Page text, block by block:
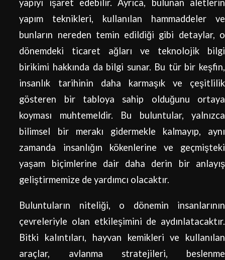
yapıyı işaret edebilir. Ayrıca, bulunan aletlerin
yapım teknikleri, kullanılan hammaddeler ve
bunların nereden temin edildiği gibi detaylar, o
dönemdeki ticaret ağları ve teknolojik bilgi
birikimi hakkında da bilgi sunar. Bu tür bir keşfin,
insanlık tarihinin daha karmaşık ve çeşitlilik
gösteren bir tabloya sahip olduğunu ortaya
koyması muhtemeldir. Bu buluntular, yalnızca
bilimsel bir merakı gidermekle kalmayıp, aynı
zamanda insanlığın kökenlerine ve geçmişteki
yaşam biçimlerine dair daha derin bir anlayış
geliştirmemize de yardımcı olacaktır.
Buluntuların niteliği, o dönemin insanlarının
çevreleriyle olan etkileşimini de aydınlatacaktır.
Bitki kalıntıları, hayvan kemikleri ve kullanılan
araçlar, avlanma stratejileri, beslenme